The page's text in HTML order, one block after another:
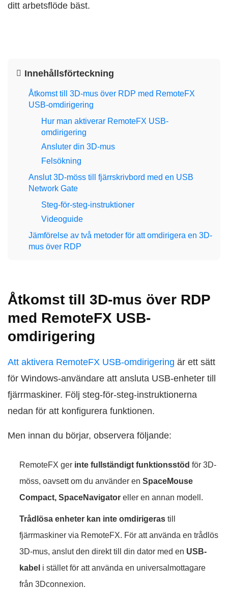
ditt arbetsflöde bäst.
Innehållsförteckning
Åtkomst till 3D-mus över RDP med RemoteFX
USB-omdirigering
Hur man aktiverar RemoteFX USB-
omdirigering
Ansluter din 3D-mus
Felsökning
Anslut 3D-möss till fjärrskrivbord med en USB
Network Gate
Steg-för-steg-instruktioner
Videoguide
Jämförelse av två metoder för att omdirigera en 3D-
mus över RDP
Åtkomst till 3D-mus över RDP
med RemoteFX USB-
omdirigering
Att aktivera RemoteFX USB-omdirigering är ett sätt
för Windows-användare att ansluta USB-enheter till
fjärrmaskiner. Följ steg-för-steg-instruktionerna
nedan för att konfigurera funktionen.
Men innan du börjar, observera följande:
RemoteFX ger inte fullständigt funktionsstöd för 3D-
möss, oavsett om du använder en SpaceMouse
Compact, SpaceNavigator eller en annan modell.
Trådlösa enheter kan inte omdirigeras till
fjärrmaskiner via RemoteFX. För att använda en trådlös
3D-mus, anslut den direkt till din dator med en USB-
kabel i stället för att använda en universalmottagare
från 3Dconnexion.